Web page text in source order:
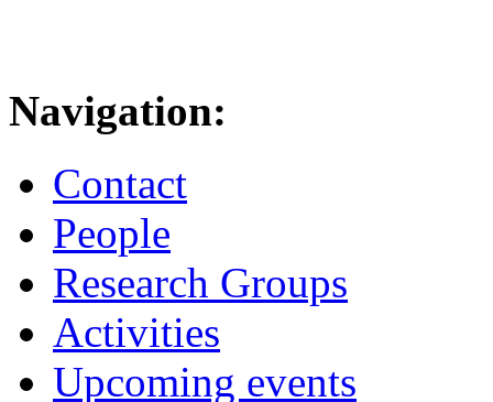
Navigation:
Contact
People
Research Groups
Activities
Upcoming events